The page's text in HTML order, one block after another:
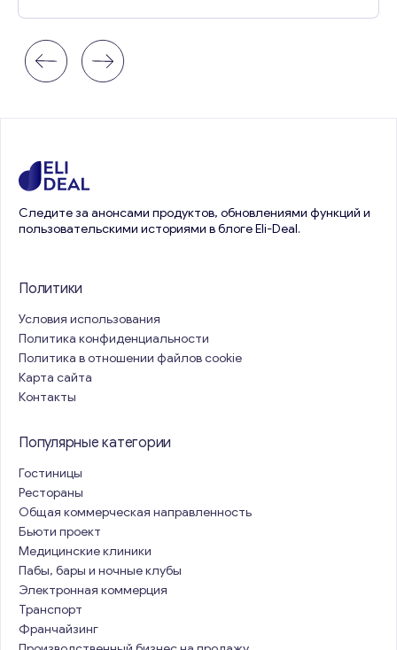
Следите за анонсами продуктов, обновлениями функций и
пользовательскими историями в блоге Eli-Deal.
Политики
Условия использования
Политика конфиденциальности
Политика в отношении файлов cookie
Карта сайта
Контакты
Популярные категории
Гостиницы
Рестораны
Общая коммерческая направленность
Бьюти проект
Медицинские клиники
Пабы, бары и ночные клубы
Электронная коммерция
Транспорт
Франчайзинг